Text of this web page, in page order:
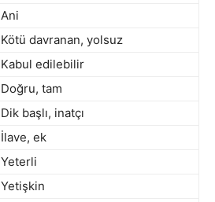
Ani
Kötü davranan, yolsuz
Kabul edilebilir
Doğru, tam
Dik başlı, inatçı
İlave, ek
Yeterli
Yetişkin